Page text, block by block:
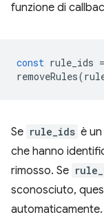
funzione di
const rule_ids =
removeRules(
Se rule_ids è
che hanno
rimosso. Se
sconosciuto,
automaticamente.